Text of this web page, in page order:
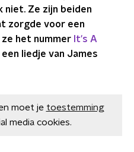
niet. Ze zijn beiden
zorgde voor een
het nummer It's A
een liedje van James
moet je toestemming
media cookies.